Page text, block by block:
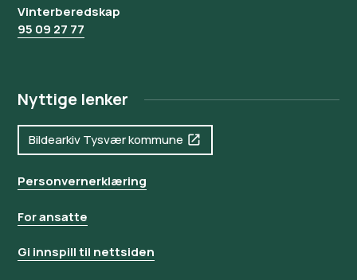
Vinterberedskap
95 09 27 77
Nyttige lenker
Bildearkiv Tysvær kommune
Personvernerklæring
For ansatte
Gi innspill til nettsiden